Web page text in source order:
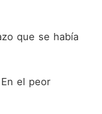
que se había
el peor